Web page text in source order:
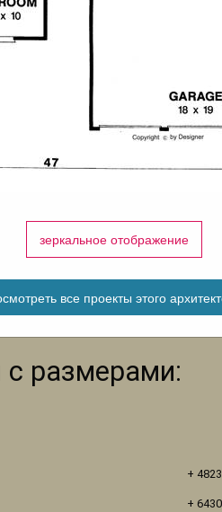
зеркальное отображение
все проекты этого
размерами:
+
+